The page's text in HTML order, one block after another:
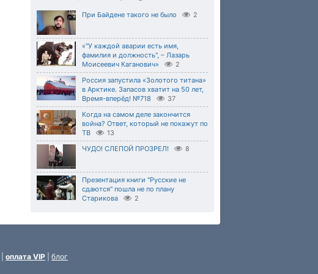
При Байдене такого не было 2
«"У каждой аварии есть имя,
фамилия и должность", – Лазарь
Моисеевич Каганович»
2
Россия запустила «Золотого титана»
в Арктике. Запасов хватит на 50 лет,
Время-вперёд! №718
37
Когда на самом деле закончится
война? Ответ, который не покажут по
ТВ
13
ЧУДО! СЛЕПОЙ ПРОЗРЕЛ! 8
Презентация книги "Русские не
сдаются" пошла не по плану
Старикова
2
оплата VIP
блог